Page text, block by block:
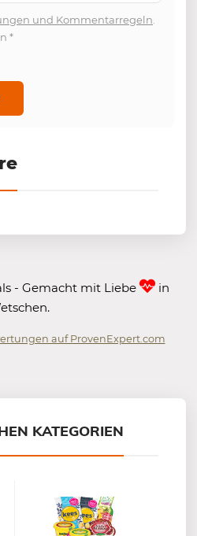
und Kommentarregeln
*
- Gemacht mit Liebe
in
auf ProvenExpert.com
KATEGORIEN